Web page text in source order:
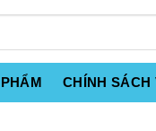
CHÍNH SÁCH